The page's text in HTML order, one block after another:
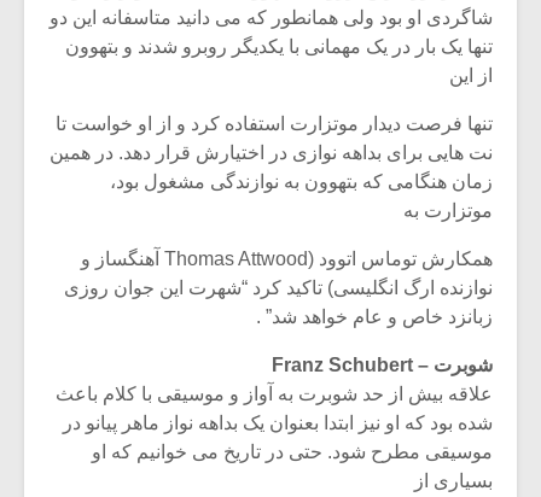
شاگردی او بود ولی همانطور که می دانید متاسفانه این دو
تنها یک بار در یک مهمانی با یکدیگر روبرو شدند و بتهوون
از این
تنها فرصت دیدار موتزارت استفاده کرد و از او خواست تا
نت هایی برای بداهه نوازی در اختیارش قرار دهد. در همین
زمان هنگامی که بتهوون به نوازندگی مشغول بود،
موتزارت به
همکارش توماس اتوود (Thomas Attwood آهنگساز و
نوازنده ارگ انگلیسی) تاکید کرد “شهرت این جوان روزی
زبانزد خاص و عام خواهد شد” .
شوبرت – Franz Schubert
علاقه بیش از حد شوبرت به آواز و موسیقی با کلام باعث
شده بود که او نیز ابتدا بعنوان یک بداهه نواز ماهر پیانو در
موسیقی مطرح شود. حتی در تاریخ می خوانیم که او
بسیاری از